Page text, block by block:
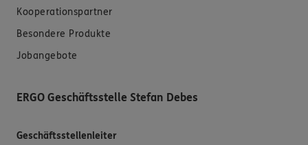
Kooperationspartner
Besondere Produkte
Jobangebote
ERGO Geschäftsstelle Stefan Debes
Geschäftsstellenleiter